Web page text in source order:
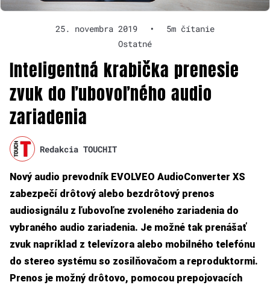
25. novembra 2019 •
5m čítanie
Ostatné
Inteligentná krabička prenesie
zvuk do ľubovoľného audio
zariadenia
Redakcia TOUCHIT
Nový audio prevodník EVOLVEO AudioConverter XS
zabezpečí drôtový alebo bezdrôtový prenos
audiosignálu z ľubovoľne zvoleného zariadenia do
vybraného audio zariadenia. Je možné tak prenášať
zvuk napríklad z televízora alebo mobilného telefónu
do stereo systému so zosilňovačom a reproduktormi.
Prenos je možný drôtovo, pomocou prepojovacích